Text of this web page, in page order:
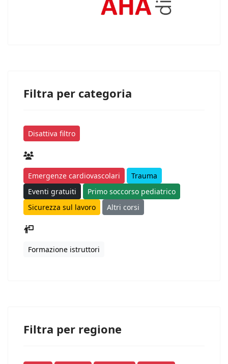
Filtra per categoria
Disattiva filtro
Emergenze cardiovascolari
Trauma
Eventi gratuiti
Primo soccorso pediatrico
Sicurezza sul lavoro
Altri corsi
Formazione istruttori
Filtra per regione